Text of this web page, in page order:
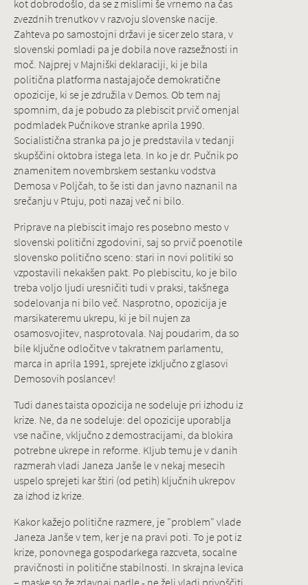
kot dobrodošlo, da se z mislimi še vrnemo na čas
zvezdnih trenutkov v razvoju slovenske nacije.
Zahteva po samostojni državi je sicer zelo stara, v
slovenski pomladi pa je dobila nove razsežnosti in
moč. Najprej v Majniški deklaraciji, ki je bila
politična platforma nastajajoče demokratične
opozicije, ki se je združila v Demos. Ob tem naj
spomnim, da je pobudo za plebiscit prvič omenjal
podmladek Pučnikove stranke aprila 1990.
Socialistična stranka pa jo je predstavila v tedanji
skupščini oktobra istega leta. In ko je dr. Pučnik po
znamenitem novembrskem sestanku vodstva
Demosa v Poljčah, to še isti dan javno naznanil na
srečanju v Ptuju, poti nazaj več ni bilo.
Priprave na plebiscit imajo res posebno mesto v
slovenski politični zgodovini, saj so prvič poenotile
slovensko politično sceno: stari in novi politiki so
vzpostavili nekakšen pakt. Po plebiscitu, ko je bilo
treba voljo ljudi uresničiti tudi v praksi, takšnega
sodelovanja ni bilo več. Nasprotno, opozicija je
marsikateremu ukrepu, ki je bil nujen za
osamosvojitev, nasprotovala. Naj poudarim, da so
bile ključne odločitve v takratnem parlamentu,
marca in aprila 1991, sprejete izključno z glasovi
Demosovih poslancev!
Tudi danes taista opozicija ne sodeluje pri izhodu iz
krize. Ne, da ne sodeluje: del opozicije uporablja
vse načine, vključno z demostracijami, da blokira
potrebne ukrepe in reforme. Kljub temu je v danih
razmerah vladi Janeza Janše le v nekaj mesecih
uspelo sprejeti kar štiri (od petih) ključnih ukrepov
za izhod iz krize.
Kakor kažejo politične razmere, je "problem" vlade
Janeza Janše v tem, ker je na pravi poti. To je pot iz
krize, ponovnega gospodarkega razcveta, socalne
pravičnosti in politične stabilnosti. In skrajna levica